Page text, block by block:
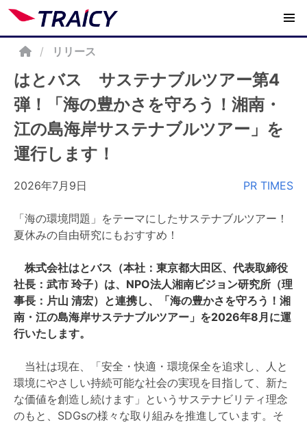
/ リリース
はとバス サステナブルツアー第4
弾！「海の豊かさを守ろう！湘南・
江の島海岸サステナブルツアー」を
運行します！
2026年7月9日 PR TIMES
「海の環境問題」をテーマにしたサステナブルツアー！
夏休みの自由研究にもおすすめ！
株式会社はとバス（本社：東京都大田区、代表取締役
社長：武市 玲子）は、NPO法人湘南ビジョン研究所（理
事長：片山 清宏）と連携し、「海の豊かさを守ろう！湘
南・江の島海岸サステナブルツアー」を2026年8月に運
行いたします。
当社は現在、「安全・快適・環境保全を追求し、人と
環境にやさしい持続可能な社会の実現を目指して、新た
な価値を創造し続けます」というサステナビリティ理念
のもと、SDGsの様々な取り組みを推進しています。そ